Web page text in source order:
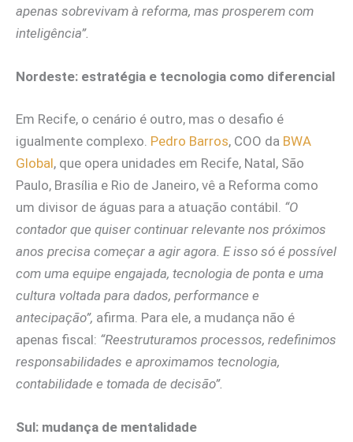
apenas sobrevivam à reforma, mas prosperem com
inteligência”.
Nordeste: estratégia e tecnologia como diferencial
Em Recife, o cenário é outro, mas o desafio é
igualmente complexo. Pedro Barros, COO da BWA
Global, que opera unidades em Recife, Natal, São
Paulo, Brasília e Rio de Janeiro, vê a Reforma como
um divisor de águas para a atuação contábil. “O
contador que quiser continuar relevante nos próximos
anos precisa começar a agir agora. E isso só é possível
com uma equipe engajada, tecnologia de ponta e uma
cultura voltada para dados, performance e
antecipação”, afirma. Para ele, a mudança não é
apenas fiscal: “Reestruturamos processos, redefinimos
responsabilidades e aproximamos tecnologia,
contabilidade e tomada de decisão”.
Sul: mudança de mentalidade